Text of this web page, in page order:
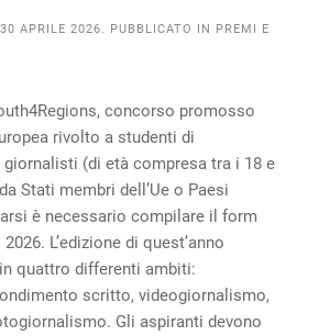
30 APRILE 2026. PUBBLICATO IN PREMI E
concorso promosso
rivolto a studenti di
(di età compresa tra i 18 e
Stati membri dell’Ue o Paesi
è necessario compilare il form
L’edizione di quest’anno
quattro differenti ambiti:
scritto, videogiornalismo,
Gli aspiranti devono